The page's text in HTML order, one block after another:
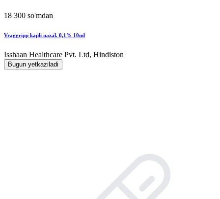
18 300 so'mdan
Vraggripp kapli nazal. 0,1% 10ml
Isshaan Healthcare Pvt. Ltd, Hindiston
Bugun yetkaziladi